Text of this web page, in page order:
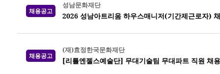
채용공고
성남문화재단
2026 성남아트리움 하우스매니저(기간제근로자)
채용공고
(재)효정한국문화재단
[리틀엔젤스예술단] 무대기술팀 무대파트 직원 채용